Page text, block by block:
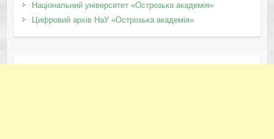
Національний університет «Острозька академія»
Цифровий архів НаУ «Острозька академія»